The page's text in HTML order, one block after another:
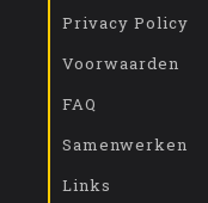
Privacy Policy
Voorwaarden
FAQ
Samenwerken
Links